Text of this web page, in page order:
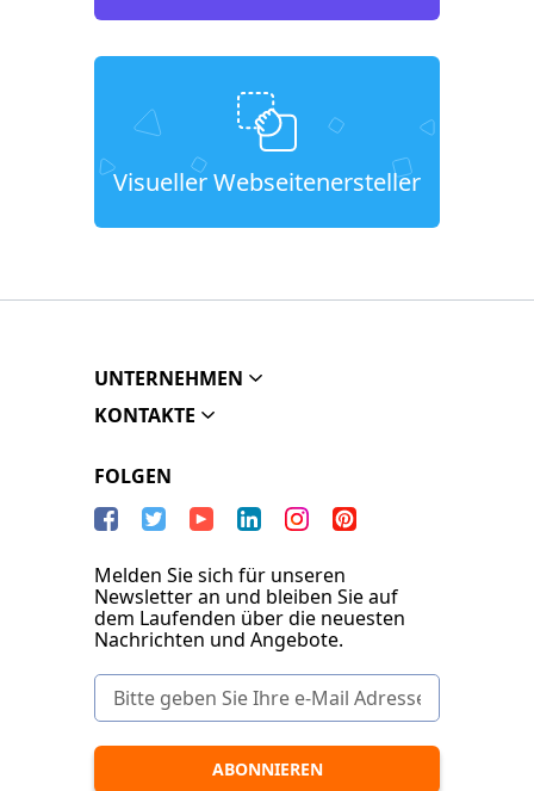
Visueller Webseitenersteller
UNTERNEHMEN
KONTAKTE
FOLGEN
Melden Sie sich für unseren
Newsletter an und bleiben Sie auf
dem Laufenden über die neuesten
Nachrichten und Angebote.